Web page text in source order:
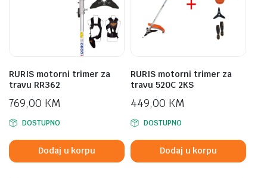
RURIS motorni trimer za
travu RR362
769,00 KM
DOSTUPNO
Dodaj u korpu
RURIS motorni trimer za
travu 520C 2KS
449,00 KM
DOSTUPNO
Dodaj u korpu